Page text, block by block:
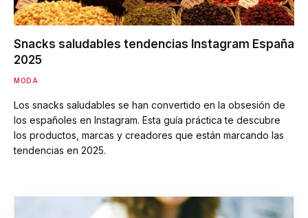
Snacks saludables tendencias Instagram España
2025
MODA
Los snacks saludables se han convertido en la obsesión de
los españoles en Instagram. Esta guía práctica te descubre
los productos, marcas y creadores que están marcando las
tendencias en 2025.